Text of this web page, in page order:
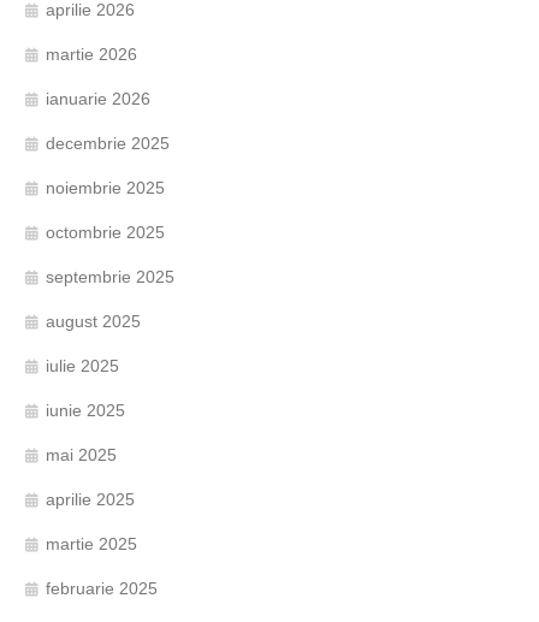
aprilie 2026
martie 2026
ianuarie 2026
decembrie 2025
noiembrie 2025
octombrie 2025
septembrie 2025
august 2025
iulie 2025
iunie 2025
mai 2025
aprilie 2025
martie 2025
februarie 2025